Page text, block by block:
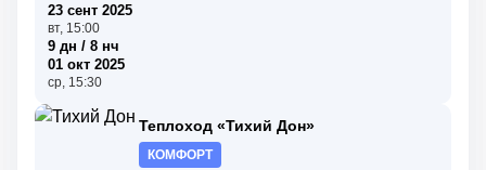
23 сент 2025
вт, 15:00
9 дн / 8 нч
01 окт 2025
ср, 15:30
Теплоход «Тихий Дон»
КОМФОРТ